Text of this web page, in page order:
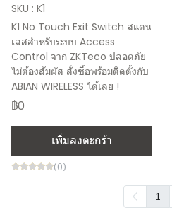
SKU : K1
K1 No Touch Exit Switch สแตน
เลสสำหรับระบบ Access
Control จาก ZKTeco ปลอดภัย
ไม่ต้องสัมผัส สั่งซื้อพร้อมติดตั้งกับ
ABIAN WIRELESS ได้เลย !
฿0
เพิ่มลงตะกร้า
(0)
1